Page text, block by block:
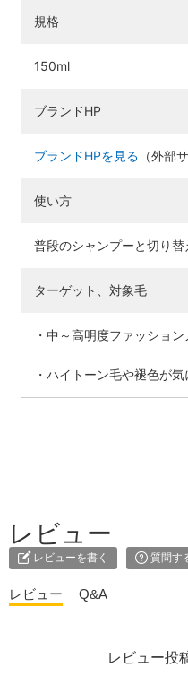
規格
150ml
ブランドHP
ブランドHPを見る （外部
使い方
普段のシャンプーと切り替
ターゲット、対象毛
・中～高明度ファッショ
・ハイトーン毛や褪色が
レビュー
レビューを書く 質問す
レビュー Q&A
レビュー投